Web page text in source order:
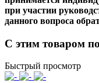
при участии
данного вопроса
С этим товаром
Быстрый просмотр